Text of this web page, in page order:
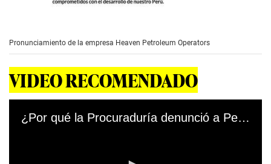
Pronunciamiento de la empresa Heaven Petroleum Operators
VIDEO RECOMENDADO
¿Por qué la Procuraduría denunció a Pedro Castillo ante la Fiscalía de la Nación? -LPD